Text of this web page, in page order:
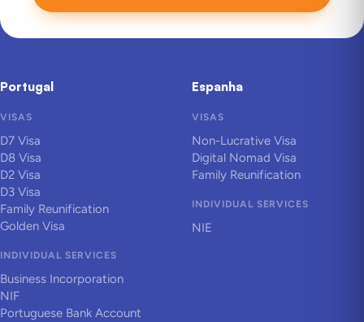
Portugal
VISAS
D7 Visa
D8 Visa
D2 Visa
D3 Visa
Family Reunification
Golden Visa
INDIVIDUAL SERVICES
Business Incorporation
NIF
Portuguese Bank Account
Espanha
VISAS
Non-Lucrative Visa
Digital Nomad Visa
Family Reunification
INDIVIDUAL SERVICES
NIE